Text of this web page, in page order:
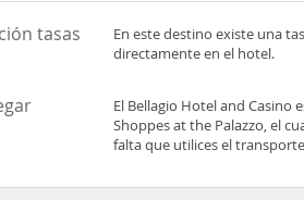
tasas
En este destino existe una
directamente en el hotel.
El Bellagio Hotel and Casino
Shoppes at the Palazzo, el
falta que utilices el